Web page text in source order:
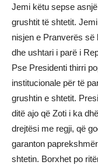
Jemi këtu sepse
grushtit të shtetit.
nisjen e Pranverës së
dhe ushtari i parë i
Pse Presidenti thirri
institucionale për të
grushtin e shtetit.
ditë ajo që Zoti i ka
drejtësi me regji, që
garanton
shtetin. Borxhet po